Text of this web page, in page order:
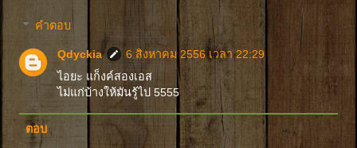
คำตอบ
Qdyckia
6 สิงหาคม 2556 เวลา 22:29
ไอยะ แก็งค์สองเอส
ไม่แก่บ้างให้มันรู้ไป 5555
ตอบ